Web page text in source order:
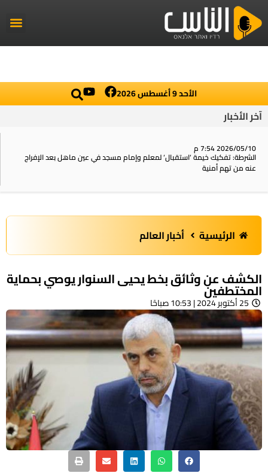
الأحد 9 أغسطس 2026
10 7:54 م
تفكيك خيمة ‘استقبال‘ لمعلم وإمام مسجد في عين ماهل بعد الإفراج
تهم أمنية
الرئيسية أخبار العالم
عن وثائق بخط يحيى السنوار يوصي بحماية